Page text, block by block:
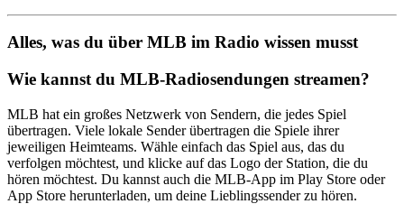
Alles, was du über MLB im Radio wissen musst
Wie kannst du MLB-Radiosendungen streamen?
MLB hat ein großes Netzwerk von Sendern, die jedes Spiel
übertragen. Viele lokale Sender übertragen die Spiele ihrer
jeweiligen Heimteams. Wähle einfach das Spiel aus, das du
verfolgen möchtest, und klicke auf das Logo der Station, die du
hören möchtest. Du kannst auch die MLB-App im Play Store oder
App Store herunterladen, um deine Lieblingssender zu hören.